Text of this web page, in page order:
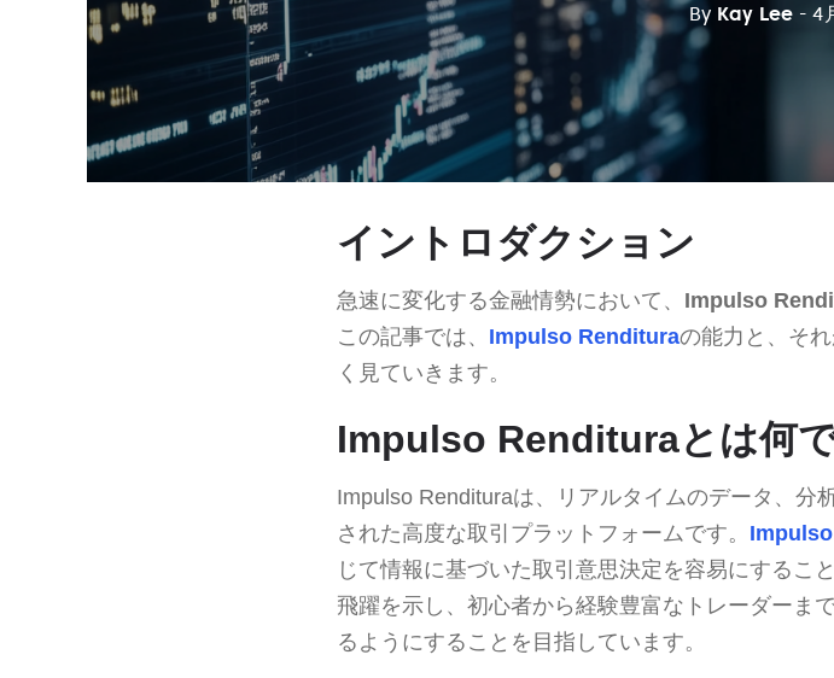
By Kay Lee - 4
イントロダクション
急速に変化する金融情勢において、 Impulso
この記事では、 Impulso Rendituraの能力と、そ
く見ていきます。
Impulso Rendituraとは何
Impulso Rendituraは、リアルタイムのデータ、分
された高度な取引プラットフォームです。
じて情報に基づいた取引意思決定を容易にするこ
飛躍を示し、初心者から経験豊富なトレーダーま
るようにすることを目指しています。